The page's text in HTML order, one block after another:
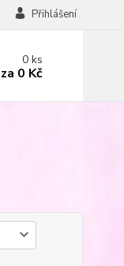
Přihlášení
0ks
za 0 Kč